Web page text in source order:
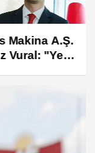
Makina A.Ş.
Vural: "Yeni